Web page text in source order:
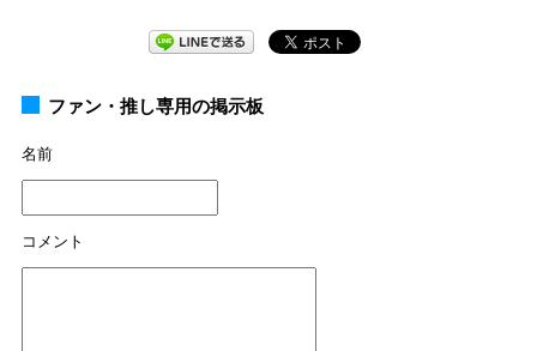
ファン・推し専用の掲示板
名前
コメント